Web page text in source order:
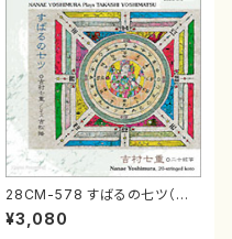
28CM-578 すばるの七ツ（二
十絃箏/クラリネット/ヴァイオリ
ン/チェロ/吉松 隆：/CD）
¥3,080